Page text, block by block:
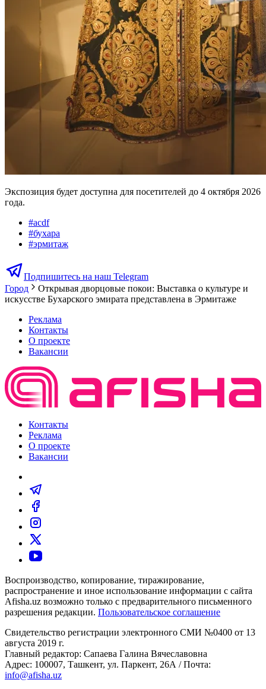
Экспозиция будет доступна для посетителей до 4 октября 2026
года.
#acdf
#бухара
#эрмитаж
Подпишитесь на наш Telegram
Город
Открывая дворцовые покои: Выставка о культуре и
искусстве Бухарского эмирата представлена в Эрмитаже
Реклама
Контакты
О проекте
Вакансии
Контакты
Реклама
О проекте
Вакансии
Воспроизводство, копирование, тиражирование,
распространение и иное использование информации с сайта
Afisha.uz возможно только с предварительного письменного
разрешения редакции. Пользовательское соглашение
Свидетельство регистрации электронного СМИ №0400 от 13
августа 2019 г.
Главный редактор: Сапаева Галина Вячеславовна
Адрес: 100007, Ташкент, ул. Паркент, 26А / Почта:
info@afisha.uz